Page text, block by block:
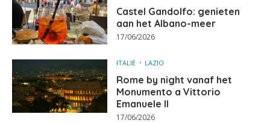
Castel Gandolfo: genieten
aan het Albano-meer
17/06/2026
ITALIË LAZIO
Rome by night vanaf het
Monumento a Vittorio
Emanuele II
17/06/2026